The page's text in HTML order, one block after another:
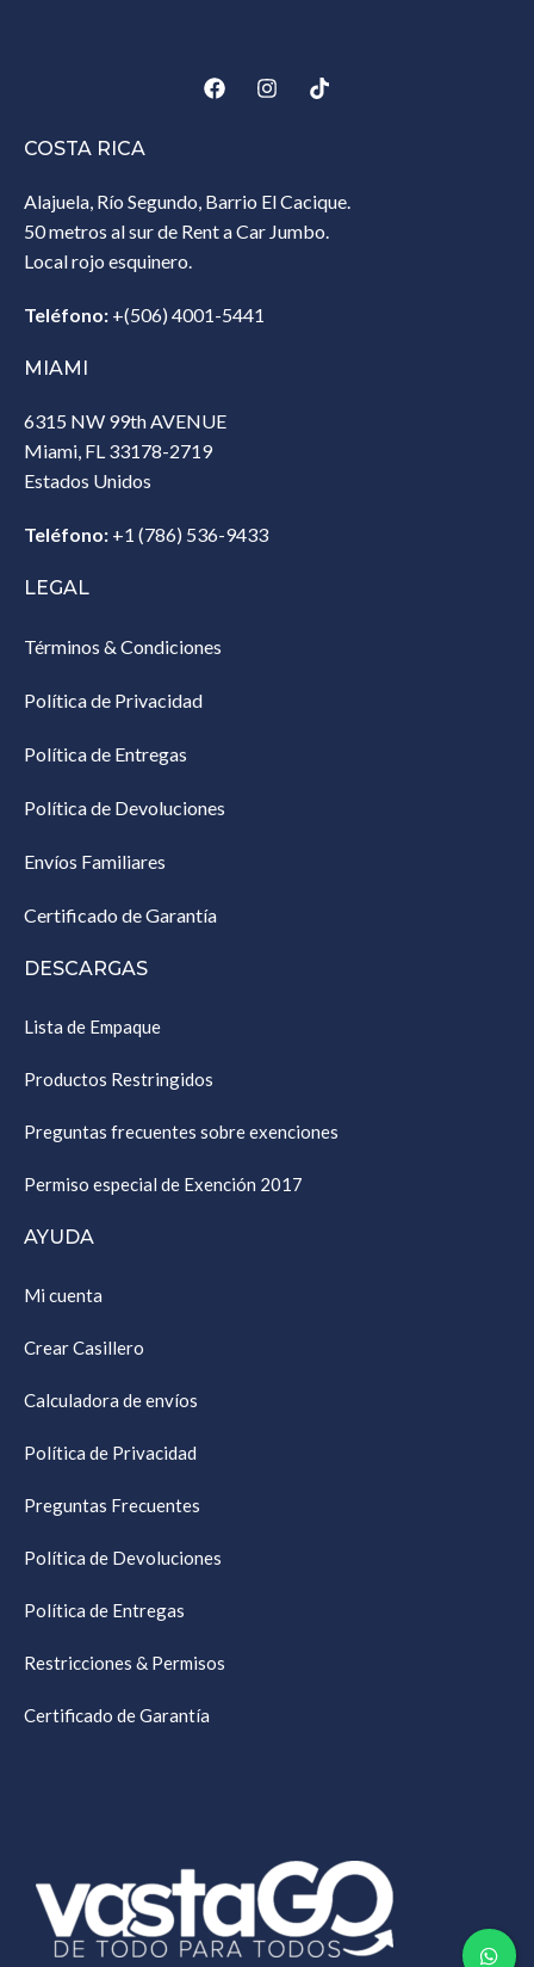
COSTA RICA
Alajuela, Río Segundo, Barrio El Cacique.
50 metros al sur de Rent a Car Jumbo.
Local rojo esquinero.
Teléfono: +(506) 4001-5441
MIAMI
6315 NW 99th AVENUE
Miami, FL 33178-2719
Estados Unidos‎
Teléfono: +1 (786) 536-9433‎
LEGAL
Términos & Condiciones
Política de Privacidad
Política de Entregas
Política de Devoluciones
Envíos Familiares
Certificado de Garantía
DESCARGAS
Lista de Empaque
Productos Restringidos
Preguntas frecuentes sobre exenciones
Permiso especial de Exención 2017
AYUDA
Mi cuenta
Crear Casillero
Calculadora de envíos
Política de Privacidad
Preguntas Frecuentes
Política de Devoluciones
Política de Entregas
Restricciones & Permisos
Certificado de Garantía